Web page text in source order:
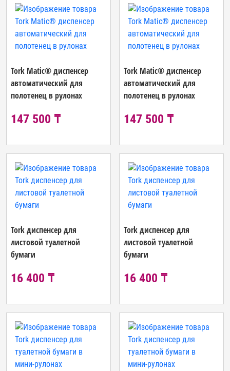
Tork Matic® диспенсер
автоматический для
полотенец в рулонах
147 500 ₸
Tork Matic® диспенсер
автоматический для
полотенец в рулонах
147 500 ₸
Tork диспенсер для
листовой туалетной
бумаги
16 400 ₸
Tork диспенсер для
листовой туалетной
бумаги
16 400 ₸